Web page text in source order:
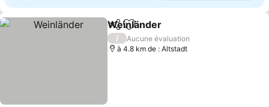
PartagerAjouter à mes favoris
Weinländer
/
Aucune évaluation
à 4.8 km de : Altstadt